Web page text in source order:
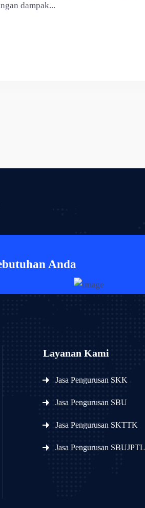
dampak...
Anda
Layanan Kami
Jasa Pengurusan SKK
Jasa Pengurusan SBU
Jasa Pengurusan SKTTK
Jasa Pengurusan SBUJPTL